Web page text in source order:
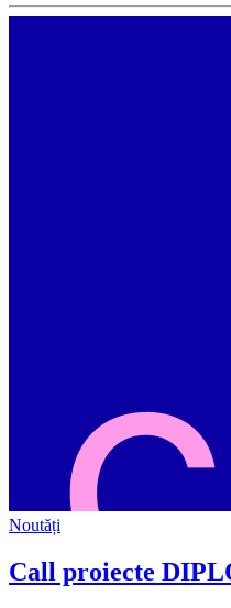
Noutăți
Call proiecte